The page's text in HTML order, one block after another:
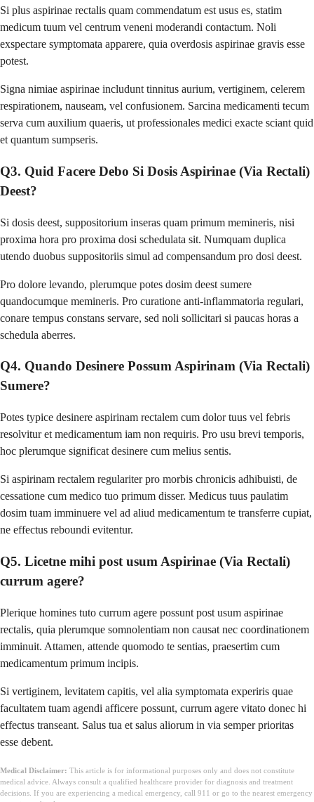
Si plus aspirinae rectalis quam commendatum est usus es, statim
medicum tuum vel centrum veneni moderandi contactum. Noli
exspectare symptomata apparere, quia overdosis aspirinae gravis esse
potest.
Signa nimiae aspirinae includunt tinnitus aurium, vertiginem, celerem
respirationem, nauseam, vel confusionem. Sarcina medicamenti tecum
serva cum auxilium quaeris, ut professionales medici exacte sciant quid
et quantum sumpseris.
Q3. Quid Facere Debo Si Dosis Aspirinae (Via Rectali)
Deest?
Si dosis deest, suppositorium inseras quam primum memineris, nisi
proxima hora pro proxima dosi schedulata sit. Numquam duplica
utendo duobus suppositoriis simul ad compensandum pro dosi deest.
Pro dolore levando, plerumque potes dosim deest sumere
quandocumque memineris. Pro curatione anti-inflammatoria regulari,
conare tempus constans servare, sed noli sollicitari si paucas horas a
schedula aberres.
Q4. Quando Desinere Possum Aspirinam (Via Rectali)
Sumere?
Potes typice desinere aspirinam rectalem cum dolor tuus vel febris
resolvitur et medicamentum iam non requiris. Pro usu brevi temporis,
hoc plerumque significat desinere cum melius sentis.
Si aspirinam rectalem regulariter pro morbis chronicis adhibuisti, de
cessatione cum medico tuo primum disser. Medicus tuus paulatim
dosim tuam imminuere vel ad aliud medicamentum te transferre cupiat,
ne effectus reboundi evitentur.
Q5. Licetne mihi post usum Aspirinae (Via Rectali)
currum agere?
Plerique homines tuto currum agere possunt post usum aspirinae
rectalis, quia plerumque somnolentiam non causat nec coordinationem
imminuit. Attamen, attende quomodo te sentias, praesertim cum
medicamentum primum incipis.
Si vertiginem, levitatem capitis, vel alia symptomata experiris quae
facultatem tuam agendi afficere possunt, currum agere vitato donec hi
effectus transeant. Salus tua et salus aliorum in via semper prioritas
esse debent.
Medical Disclaimer: This article is for informational purposes only and does not constitute
medical advice. Always consult a qualified healthcare provider for diagnosis and treatment
decisions. If you are experiencing a medical emergency, call 911 or go to the nearest emergency